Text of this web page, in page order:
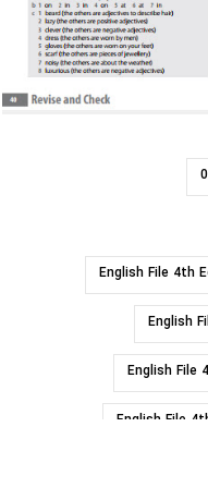
English File 4th
English
English File
English File